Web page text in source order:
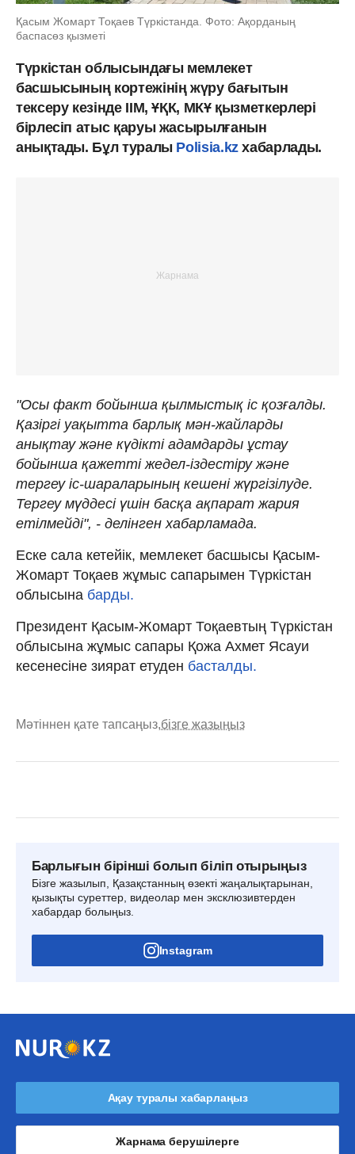
Қасым Жомарт Тоқаев Түркістанда. Фото: Ақорданың
баспасөз қызметі
Түркістан облысындағы мемлекет
басшысының кортежінің жүру бағытын
тексеру кезінде ІІМ, ҰҚК, МКҰ қызметкерлері
бірлесіп атыс қаруы жасырылғанын
анықтады. Бұл туралы Polisia.kzхабарлады.
"Осы факт бойынша қылмыстық іс қозғалды.
Қазіргі уақытта барлық мән-жайларды
анықтау және күдікті адамдарды ұстау
бойынша қажетті жедел-іздестіру және
тергеу іс-шараларының кешені жүргізілуде.
Тергеу мүддесі үшін басқа ақпарат жария
етілмейді", - делінген хабарламада.
Еске сала кетейік, мемлекет басшысы Қасым-
Жомарт Тоқаев жұмыс сапарымен Түркістан
облысына барды.
Президент Қасым-Жомарт Тоқаевтың Түркістан
облысына жұмыс сапары Қожа Ахмет Ясауи
кесенесіне зиярат етуден басталды.
Мәтіннен қате тапсаңыз,бізге жазыңыз
Барлығын бірінші болып біліп отырыңыз
Бізге жазылып, Қазақстанның өзекті жаңалықтарынан,
қызықты суреттер, видеолар мен эксклюзивтерден
хабардар болыңыз.
Instagram
Ақау туралы хабарлаңыз
Жарнама берушілерге